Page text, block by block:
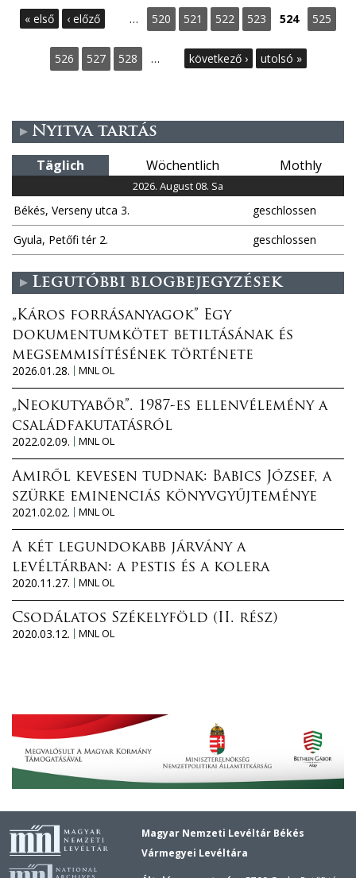
S
t
e
n
« első ‹ előző … 520 521 522 523 524 525
526 527 528 … következő › utolsó »
Nyitva tartás
Täglich Wöchentlich Mothly
2026. August 08. Sa
Békés, Verseny utca 3.
geschlossen
Gyula, Petőfi tér 2.
geschlossen
Legutóbbi blogbejegyzések
„Káros forrásanyagok” Egy
dokumentumkötet betiltásának és
megsemmisítésének története
2026.01.28.
MNL OL
„Neokutyabőr”. 1987-es ellenvélemény a
családfakutatásról
2022.02.09.
MNL OL
Amiről kevesen tudnak: Babics József, a
szürke eminenciás könyvgyűjteménye
2021.02.02.
MNL OL
A két legundokabb járvány a
levéltárban: a pestis és a kolera
2020.11.27.
MNL OL
Csodálatos Székelyföld (II. rész)
2020.03.12.
MNL OL
Magyar Nemzeti Levéltár Békés
Vármegyei Levéltára